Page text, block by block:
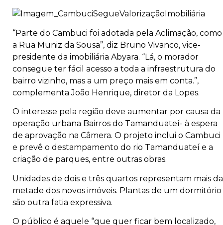
“Parte do Cambuci foi adotada pela Aclimação, como
a Rua Muniz da Sousa”, diz Bruno Vivanco, vice-
presidente da imobiliária Abyara. “Lá, o morador
consegue ter fácil acesso a toda a infraestrutura do
bairro vizinho, mas a um preço mais em conta.”,
complementa João Henrique, diretor da Lopes.
O interesse pela região deve aumentar por causa da
operação urbana Bairros do Tamanduateí- à espera
de aprovação na Câmera. O projeto inclui o Cambuci
e prevê o destampamento do rio Tamanduateí e a
criação de parques, entre outras obras.
Unidades de dois e três quartos representam mais da
metade dos novos imóveis. Plantas de um dormitório
são outra fatia expressiva.
O público é aquele “que quer ficar bem localizado,